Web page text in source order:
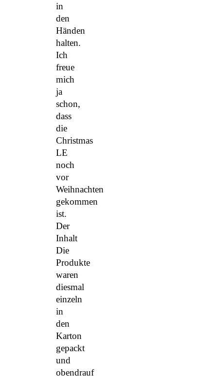
in
den
Händen
halten.
Ich
freue
mich
ja
schon,
dass
die
Christmas
LE
noch
vor
Weihnachten
gekommen
ist.
Der
Inhalt
Die
Produkte
waren
diesmal
einzeln
in
den
Karton
gepackt
und
obendrauf